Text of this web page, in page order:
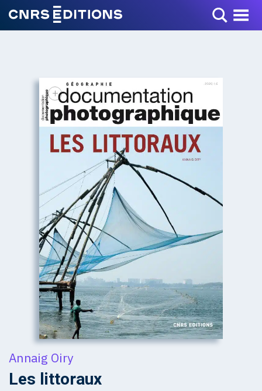
Toggle Menu
+
Annaig Oiry
Les littoraux